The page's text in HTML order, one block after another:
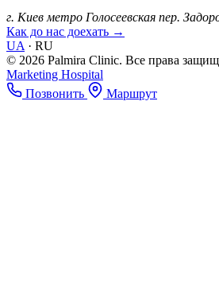
г. Киев метро Голосеевская пер.
Как до нас доехать →
UA · RU
© 2026 Palmira Clinic. Все права
Marketing Hospital
Позвонить
Маршрут